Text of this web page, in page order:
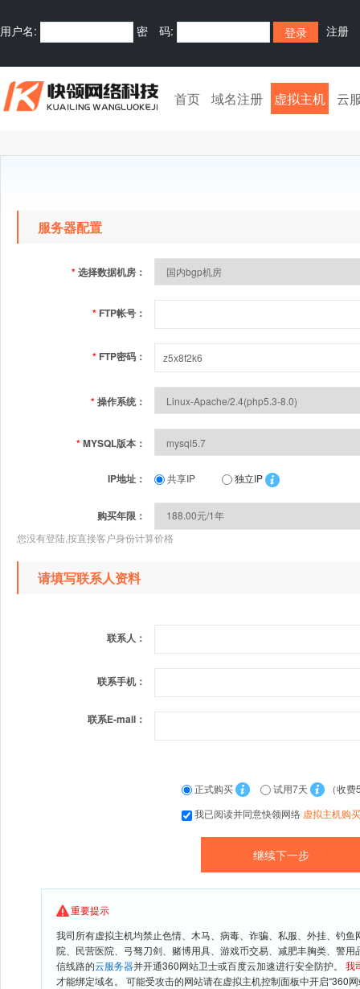
用户名: 密 码: 注册
首页 域名注册 虚拟主机 云
服务器配置
*选择数据机房：
* FTP帐号：
* FTP密码：
*操作系统：
*MYSQL版本：
IP地址： 共享IP 独立IP
购买年限：
您没有登陆,按直接客户身份计算价格
请填写联系人资料
联系人：
联系手机：
联系E-mail：
正式购买 试用7天
（收费
我已阅读并同意快领网络 虚拟主机购
重要提示
我司所有虚拟主机均禁止色情、木马、病毒、诈骗、私服、外挂、钓
院、民营医院、弓驽刀剑、赌博用具、游戏币交易、减肥丰胸类、警
信线路的云服务器并开通360网站卫士或百度云加速进行安全防护。 我
才能绑定域名。 可能受攻击的网站请在虚拟主机控制面板中开启“360